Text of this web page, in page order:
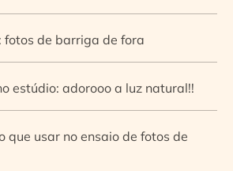
fotos de barriga de fora
estúdio: adorooo a luz natural!!
que usar no ensaio de fotos de